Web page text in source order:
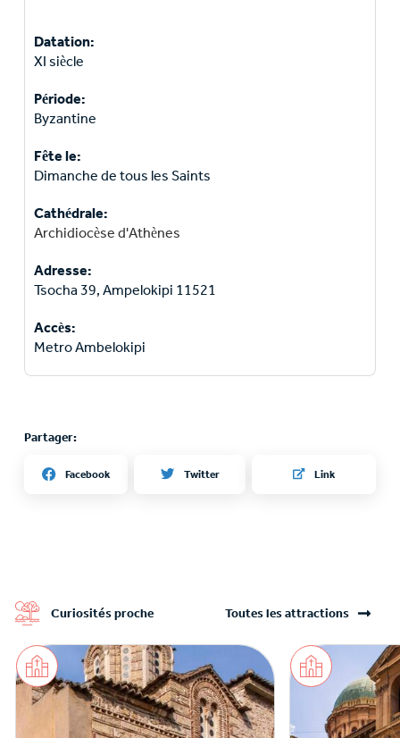
Datation:
XI siècle
Période:
Byzantine
Fête le:
Dimanche de tous les Saints
Cathédrale:
Archidiocèse d'Athènes
Adresse:
Tsocha 39, Ampelokipi 11521
Accès:
Metro Ambelokipi
Partager:
Facebook Twitter Link
Curiosités proche Toutes les attractions